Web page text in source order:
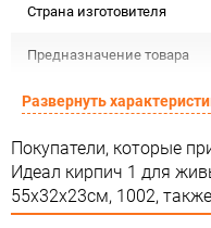
Страна изготовителя
Предназначение товара
Сертификация
Особые условия
Минимальное количество
Развернуть
Покупатели, которые
Идеал кирпич 1 для
55х32х23см, 1002,